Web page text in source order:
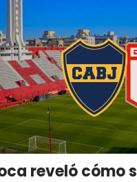
reveló cómo